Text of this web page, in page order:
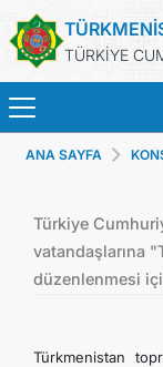
TÜRKİYE
ANA SAYFA
Türkiye
vatandaşlarına
düzenlenmesi
Türkmenistan